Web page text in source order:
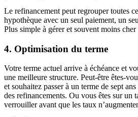
Le refinancement peut regrouper toutes
hypothèque avec un seul paiement, un
Plus simple à gérer et souvent moins
4. Optimisation du terme
Votre terme actuel arrive à échéance et
une meilleure structure. Peut-être êtes-
et souhaitez passer à un terme de sept
des refinancements. Ou vous êtes sur un
verrouiller avant que les taux